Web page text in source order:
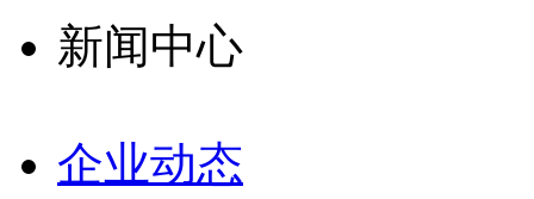
新闻中心
企业动态